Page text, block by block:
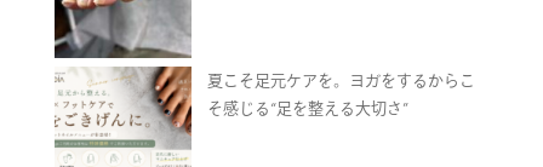
夏こそ足元ケアを。ヨガをするからこ
そ感じる“足を整える大切さ”